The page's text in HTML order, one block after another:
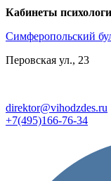
Кабинеты
Симферопольский
Перовская ул., 23
direktor@vihodzdes.ru
+7(495)166-76-34